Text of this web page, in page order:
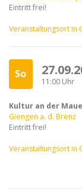
Eintritt frei!
Veranstaltungsort in
So
11:00 Uhr
Kultur an der
Giengen a. d. Brenz
Eintritt frei!
Veranstaltungsort in